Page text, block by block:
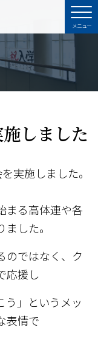
しました
実施しました。
まる高体連や各
した。
のではなく、ク
応援し
う」というメッ
表情で